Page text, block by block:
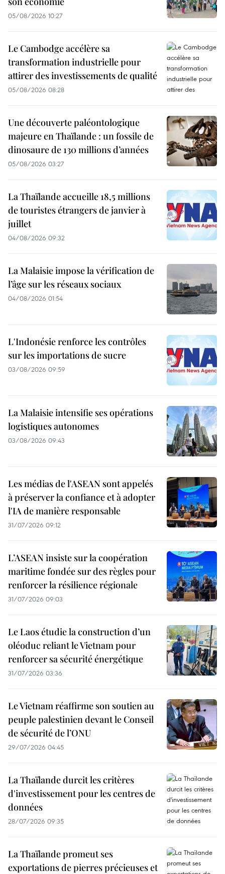
05/08/2026 10:27
Le Cambodge accélère sa
transformation industrielle pour
attirer des investissements de qualité
05/08/2026 08:28
Une découverte paléontologique
majeure en Thaïlande : un fossile de
dinosaure de 130 millions d’années
05/08/2026 03:27
La Thaïlande accueille 18,5 millions
de touristes étrangers de janvier à
juillet
04/08/2026 09:32
La Malaisie impose la vérification de
l’âge sur les réseaux sociaux
04/08/2026 01:54
L'Indonésie renforce les contrôles
sur les importations de sucre
03/08/2026 09:59
La Malaisie intensifie ses opérations
logistiques autonomes
03/08/2026 09:43
Les médias de l'ASEAN sont appelés
à préserver la confiance et à adopter
l'IA de manière responsable
31/07/2026 09:12
L’ASEAN insiste sur la coopération
maritime fondée sur des règles pour
renforcer la résilience régionale
31/07/2026 09:03
Le Laos étudie la construction d’un
oléoduc reliant le Vietnam pour
renforcer sa sécurité énergétique
31/07/2026 03:36
Le Vietnam réaffirme son soutien au
peuple palestinien devant le Conseil
de sécurité de l’ONU
29/07/2026 04:45
La Thaïlande durcit les critères
d'investissement pour les centres de
données
28/07/2026 09:35
La Thaïlande promeut ses
exportations de pierres précieuses et